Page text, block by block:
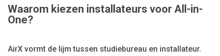
Waarom kiezen installateurs voor All-in-
One?
AirX vormt de lijm tussen studiebureau en installateur.